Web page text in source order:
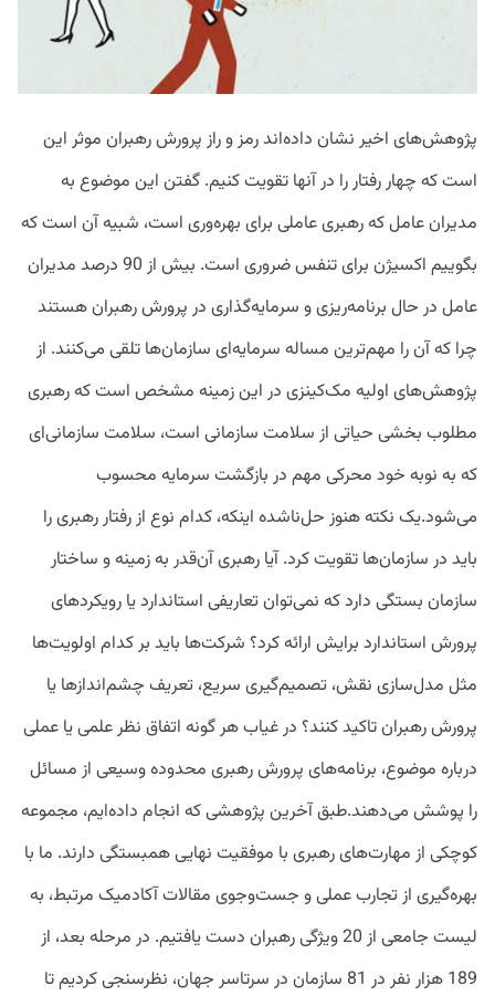
پژوهش‌های اخیر نشان داده‌اند رمز و راز پرورش رهبران موثر این
است که چهار رفتار را در آنها تقویت کنیم. گفتن این موضوع به
مدیران عامل که رهبری عاملی برای بهره‌وری است، شبیه آن است که
بگوییم اکسیژن برای تنفس ضروری است. بیش از 90 درصد مدیران
عامل در حال برنامه‌ریزی و سرمایه‌گذاری در پرورش رهبران هستند
چرا که آن را مهم‌ترین مساله سرمایه‌ای سازمان‌ها تلقی می‌کنند. از
پژوهش‌های اولیه مک‌کینزی در این زمینه مشخص است که رهبری
مطلوب بخشی حیاتی از سلامت سازمانی است، سلامت سازمانی‌ای
که به نوبه خود محرکی مهم در بازگشت سرمایه محسوب
می‌شود.یک نکته هنوز حل‌ناشده اینکه، کدام نوع از رفتار رهبری را
باید در سازمان‌ها تقویت کرد. آیا رهبری آن‌قدر به زمینه و ساختار
سازمان بستگی دارد که نمی‌توان تعاریفی استاندارد یا رویکردهای
پرورش استاندارد برایش ارائه کرد؟ شرکت‌ها باید بر کدام اولویت‌ها
مثل مدل‌سازی نقش، تصمیم‌گیری سریع، تعریف چشم‌اندازها یا
پرورش رهبران تاکید کنند؟ در غیاب هر گونه اتفاق‌ نظر علمی یا عملی
درباره موضوع، برنامه‌های پرورش رهبری محدوده وسیعی از مسائل
را پوشش می‌دهند.طبق آخرین پژوهشی که انجام داده‌ایم، مجموعه
کوچکی از مهارت‌های رهبری با موفقیت نهایی همبستگی دارند. ما با
بهره‌گیری از تجارب عملی و جست‌وجوی مقالات آکادمیک مرتبط، به
لیست جامعی از 20 ویژگی رهبران دست یافتیم. در مرحله بعد، از
189 هزار نفر در 81 سازمان در سرتاسر جهان، نظرسنجی کردیم تا